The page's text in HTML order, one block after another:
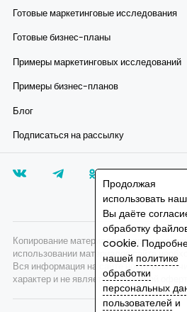
Готовые маркетинговые исследования
Готовые бизнес-планы
Примеры маркетинговых исследований
Примеры бизнес-планов
Блог
Подписаться на рассылку
Копирование материалов запрещено,
использовании материалов сайта
Вся информация на сайте носит
характер и не является публичной
Продолжая
использовать
Вы даёте
обработку
cookie.
нашей политике
обработки
персональных
пользователей и